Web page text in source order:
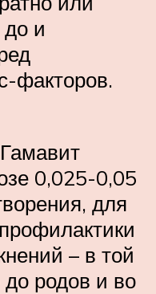
и
факторов.
0,025-0,05
для
– в той
родов и во